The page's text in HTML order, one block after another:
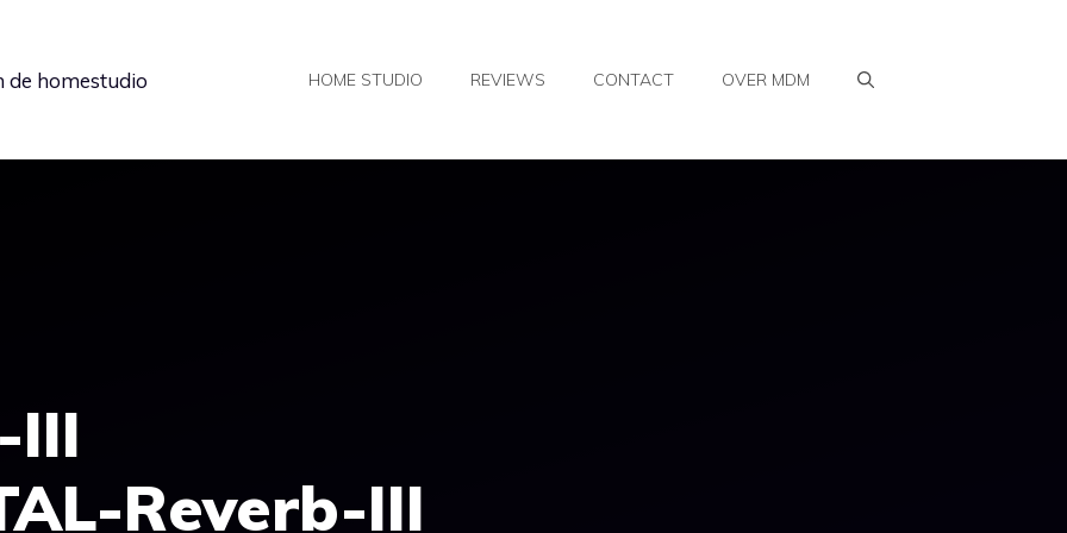
de homestudio HOME STUDIO REVIEWS CONTACT OVER MDM
III
Reverb-III